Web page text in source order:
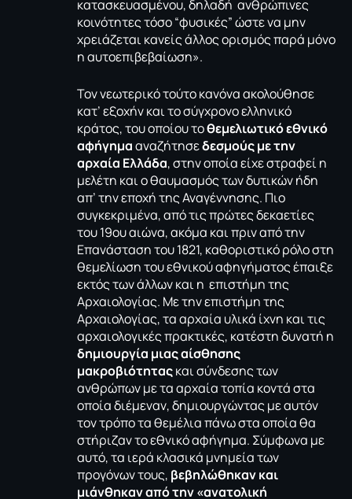
κατασκευασμένου, δηλαδή ανθρώπινες
κοινότητες τόσο “φυσικές” ώστε να μην
χρειάζεται κανείς άλλος ορισμός παρά μόνο
η αυτοεπιβεβαίωση».
Τον νεωτερικό τούτο κανόνα ακολούθησε
κατ’ εξοχήν και το σύγχρονο ελληνικό
κράτος, του οποίου τοθεμελιωτικό εθνικό
αφήγημααναζήτησεδεσμούς με την
αρχαία Ελλάδα, στην οποία είχε στραφεί η
μελέτη και ο θαυμασμός των δυτικών ήδη
απ’ την εποχή της Αναγέννησης. Πιο
συγκεκριμένα, από τις πρώτες δεκαετίες
του 19ου αιώνα, ακόμα και πριν από την
Επανάσταση του 1821, καθοριστικό ρόλο στη
θεμελίωση του εθνικού αφηγήματος έπαιξε
εκτός των άλλων και η επιστήμη της
Αρχαιολογίας. Με την επιστήμη της
Αρχαιολογίας, τα αρχαία υλικά ίχνη και τις
αρχαιολογικές πρακτικές, κατέστη δυνατή η
δημιουργία μιας αίσθησης
μακροβιότηταςκαι σύνδεσης των
ανθρώπων με τα αρχαία τοπία κοντά στα
οποία διέμεναν, δημιουργώντας με αυτόν
τον τρόπο τα θεμέλια πάνω στα οποία θα
στήριζαν το εθνικό αφήγημα. Σύμφωνα με
αυτό, τα ιερά κλασικά μνημεία των
προγόνων τους, βεβηλώθηκαν και
μιάνθηκαν από την «ανατολική